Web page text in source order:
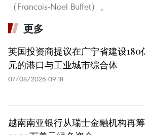
（Francois-Noel Buffet）。
更多
英国投资商提议在广宁省建设180
元的港口与工业城市综合体
07/08/2026 09:18
越南南亚银行从瑞士金融机构再